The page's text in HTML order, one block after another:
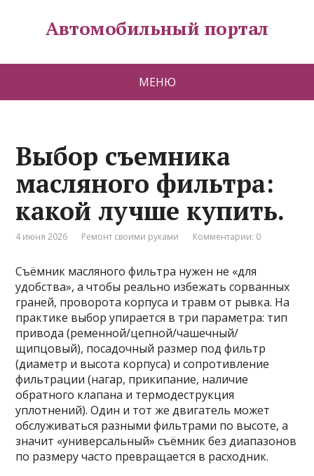
Автомобильный портал
МЕНЮ
Выбор съемника
масляного фильтра:
какой лучше купить.
4 июня 2026 Ремонт своими руками Комментарии: 0
Съёмник масляного фильтра нужен не «для
удобства», а чтобы реально избежать сорванных
граней, проворота корпуса и травм от рывка. На
практике выбор упирается в три параметра: тип
привода (ременной/цепной/чашечный/
щипцовый), посадочный размер под фильтр
(диаметр и высота корпуса) и сопротивление
фильтрации (нагар, прикипание, наличие
обратного клапана и термодеструкция
уплотнений). Один и тот же двигатель может
обслуживаться разными фильтрами по высоте, а
значит «универсальный» съёмник без диапазонов
по размеру часто превращается в расходник.